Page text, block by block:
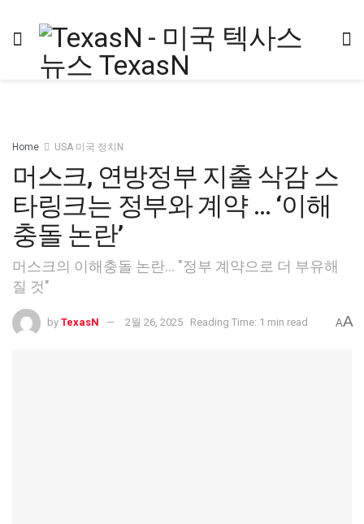
Home USA 미국 정치N
머스크, 연방정부 지출 삭감 스
타링크는 정부와 계약 … ‘이해
충돌 논란’
머스크의 이해충돌 논란… "정부 계약으로 더 부유해
질 것"
by TexasN 2월 26, 2025 Reading Time: 1 min read AA